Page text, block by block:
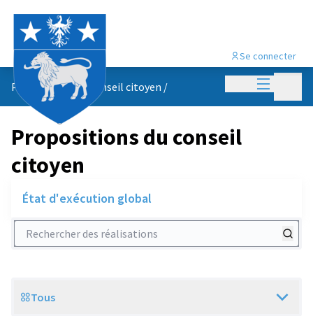
Menu
Se connecter
Propositions du conseil citoyen /
Propositions du conseil
citoyen
État d'exécution global
Rechercher des réalisations
Scope
Tous